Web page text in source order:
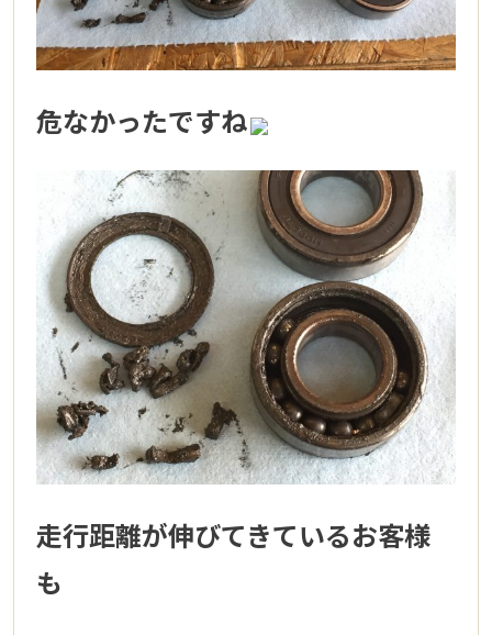
危なかったですね
走行距離が伸びてきているお客様
も